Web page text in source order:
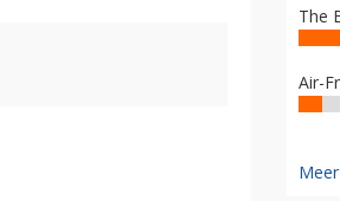
The
Air-